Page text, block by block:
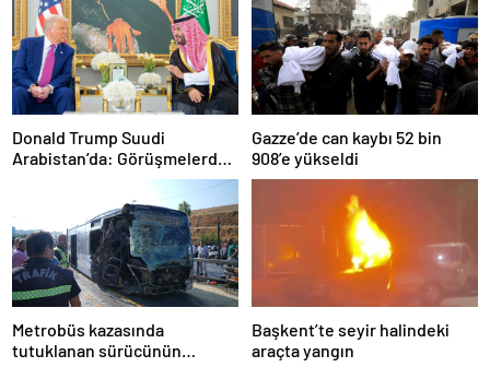
Donald Trump Suudi
Arabistan’da: Görüşmelerde
Gazze’de can kaybı 52 bin
908’e yükseldi
Metrobüs kazasında
tutuklanan sürücünün
Başkent’te seyir halindeki
araçta yangın